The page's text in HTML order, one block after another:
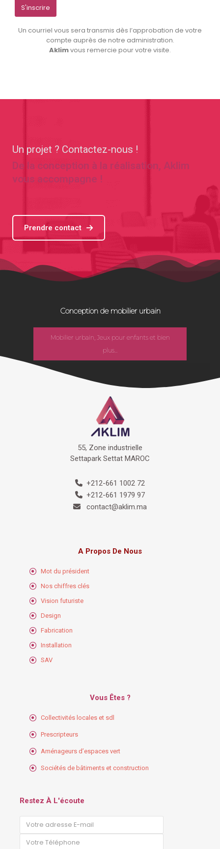
Un courriel vous sera transmis dès l’approbation de votre
compte auprès de notre administration.
Aklimvous remercie pour votre visite.
Un projet ? Contactez-nous !
De la conception à la réalisation, Aklim
vous accompagne !
Prendre contact
Conception de mobilier urbain
Mobilier urbain, Jeux pour enfants et bien
plus...
55, Zone industrielle
Settapark Settat MAROC
+212-661 1002 72
+212-661 1979 97
contact@aklim.ma
A Propos De Nous
Mot du président
Nos chiffres clés
Vision futuriste
Design
Fabrication
Installation
SAV
Vous Êtes ?
Collectivités locales et sdl
Prescripteurs
Aménageurs d’espaces vert
Sociétés de bâtiments et construction
Restez À L'écoute